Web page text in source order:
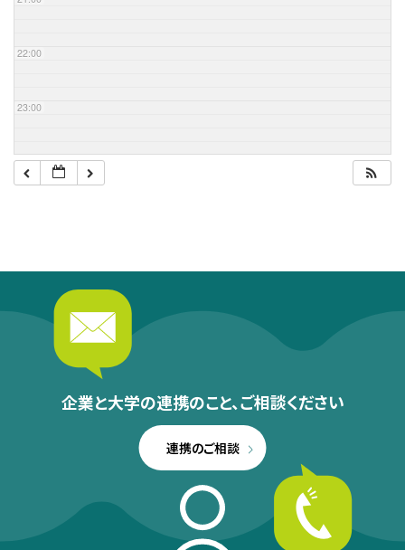
22:00
23:00
企業と大学の連携のこと、ご相談ください
連携のご相談